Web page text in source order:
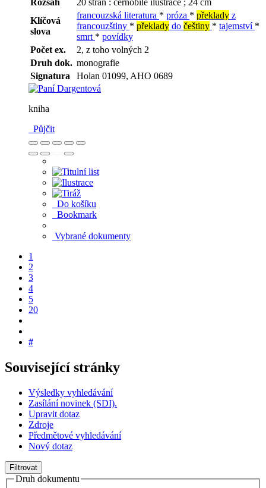
Rozsah
20 stran : černobílé ilustrace ; 24 cm
Klíčová
slova
francouzská literatura * próza * překlady z
francouzštiny * překlady do češtiny * tajemství *
smrt * povídky
Počet ex.
2, z toho volných 2
Druh dok. monografie
Signatura
Holan 01099, AHO 0689
kniha
Půjčit
Do košíku
Bookmark
Vybrané dokumenty
1
2
3
4
5
20
#
Související stránky
Výsledky vyhledávání
Zasílání novinek (SDI).
Upravit dotaz
Zdroje
Předmětové vyhledávání
Nový dotaz
Filtrovat
Druh dokumentu